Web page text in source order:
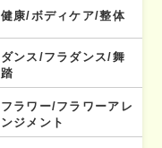
健康/ボディケア/整体
ダンス/フラダンス/舞
踏
フラワー/フラワーアレ
ンジメント